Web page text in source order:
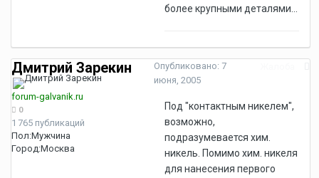
более крупными деталями...
Дмитрий Зарекин
forum-galvanik.ru
0
1 765 публикаций
Пол:Мужчина
Город:Москва
Опубликовано: 7
июня, 2005
Под "контактным никелем",
возможно,
подразумевается хим.
никель. Помимо хим. никеля
для нанесения первого